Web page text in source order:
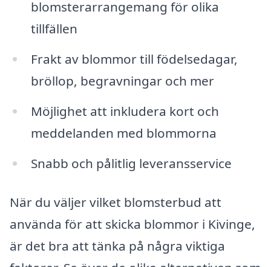
blomsterarrangemang för olika
tillfällen
Frakt av blommor till födelsedagar,
bröllop, begravningar och mer
Möjlighet att inkludera kort och
meddelanden med blommorna
Snabb och pålitlig leveransservice
När du väljer vilket blomsterbud att
använda för att skicka blommor i Kivinge,
är det bra att tänka på några viktiga